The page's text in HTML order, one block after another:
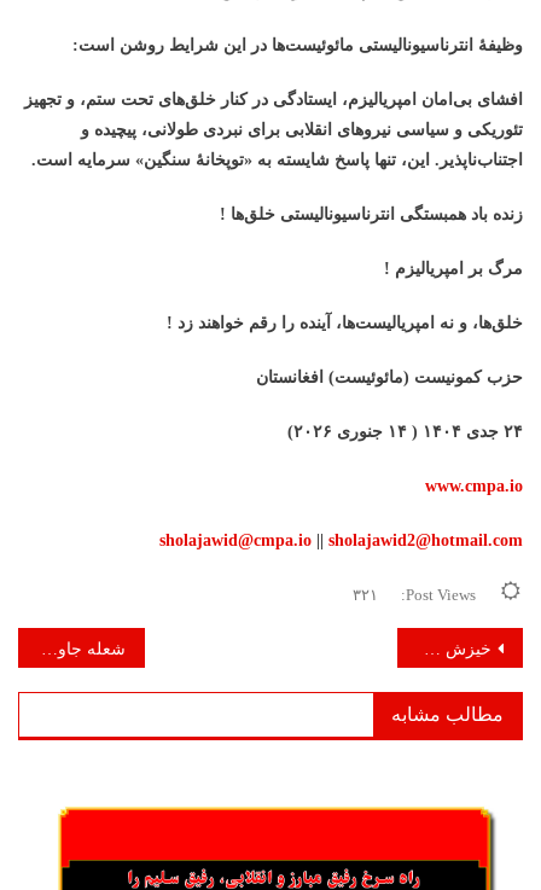
وظیفهٔ انترناسیونالیستی مائوئیست‌ها در این شرایط روشن است:
افشای بی‌امان امپریالیزم، ایستادگی در کنار خلق‌های تحت ستم، و تجهیز
تئوریکی و سیاسی نیروهای انقلابی برای نبردی طولانی، پیچیده و
اجتناب‌ناپذیر. این، تنها پاسخ شایسته به «توپخانهٔ سنگین» سرمایه است.
زنده باد همبستگی انترناسیونالیستی خلق‌ها !
مرگ بر امپریالیزم !
خلق‌ها، و نه امپریالیست‌ها، آینده را رقم خواهند زد !
حزب کمونیست (مائوئیست) افغانستان
۲۴ جدی ۱۴۰۴ ( ۱۴ جنوری ۲۰۲۶)
www.cmpa.io
sholajawid@cmpa.io sholajawid2@hotmail.com
Post Views: ۳۲۱
راهبری
نوشته
خیزش مردم ایران و وظیفه انترناسیونالیستی نیروهای انقلابی مائوئیست !
مطالب مشابه